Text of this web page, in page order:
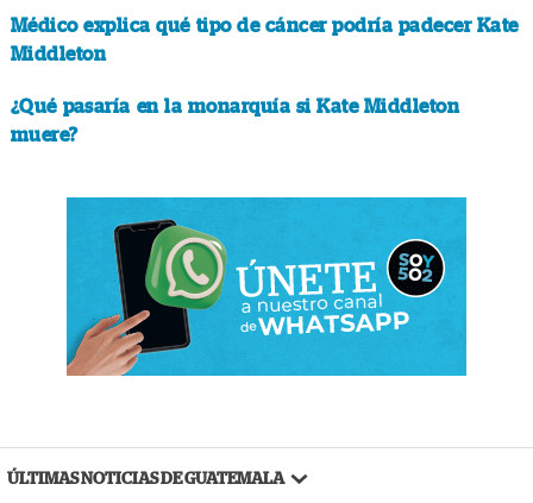
Médico explica qué tipo de cáncer podría padecer Kate
Middleton
¿Qué pasaría en la monarquía si Kate Middleton
muere?
ÚLTIMAS NOTICIAS DE GUATEMALA